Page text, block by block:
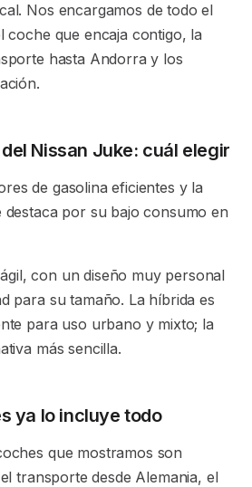
Nos encargamos de todo el
coche que encaja contigo, la
hasta Andorra y los
Nissan Juke: cuál elegir
de gasolina eficientes y la
por su bajo consumo en
con un diseño muy personal
para su tamaño. La híbrida es
para uso urbano y mixto; la
más sencilla.
ya lo incluye todo
que mostramos son
transporte desde Alemania, el